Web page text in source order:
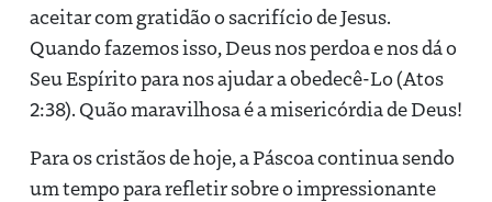
aceitar com gratidão o sacrifício de Jesus.
Quando fazemos isso, Deus nos perdoa e nos dá o
Seu Espírito para nos ajudar a obedecê-Lo (Atos
2:38). Quão maravilhosa é a misericórdia de Deus!
Para os cristãos de hoje, a Páscoa continua sendo
um tempo para refletir sobre o impressionante